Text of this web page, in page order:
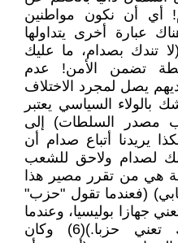
أي أن نكون مواطنين
عبارة أخرى يتداولها
تندك بصدام، ما عليك
تضمن الأمن! عدم
يصل لمجرد الاختلاف
بالولاء السياسي يعتبر
مصدر السلطات) إلى
يريدنا أتباع صدام أن
لصدام ولاحق للشعب
هي من تقرر مصير هذا
(فعندما تقول "حزب"
جهازا بوليسيا، وعندما
تقول "جهاز بوليسي" فانك تعني حزبا.)(6) وكان